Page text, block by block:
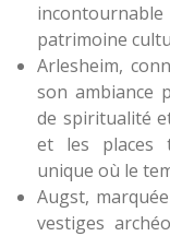
patrimoine
Arlesheim,
son ambiance
de spiritualité
et les places
unique où le
Augst,
vestiges